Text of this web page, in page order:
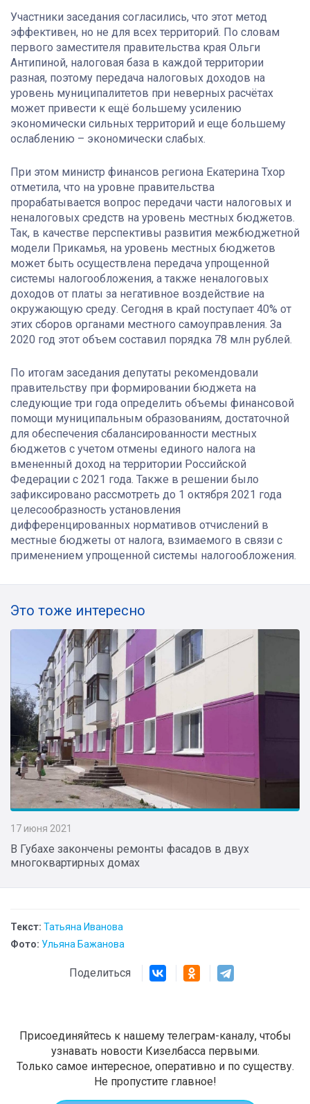
Участники заседания согласились, что этот метод
эффективен, но не для всех территорий. По словам
первого заместителя правительства края Ольги
Антипиной, налоговая база в каждой территории
разная, поэтому передача налоговых доходов на
уровень муниципалитетов при неверных расчётах
может привести к ещё большему усилению
экономически сильных территорий и еще большему
ослаблению – экономически слабых.
При этом министр финансов региона Екатерина Тхор
отметила, что на уровне правительства
прорабатывается вопрос передачи части налоговых и
неналоговых средств на уровень местных бюджетов.
Так, в качестве перспективы развития межбюджетной
модели Прикамья, на уровень местных бюджетов
может быть осуществлена передача упрощенной
системы налогообложения, а также неналоговых
доходов от платы за негативное воздействие на
окружающую среду. Сегодня в край поступает 40% от
этих сборов органами местного самоуправления. За
2020 год этот объем составил порядка 78 млн рублей.
По итогам заседания депутаты рекомендовали
правительству при формировании бюджета на
следующие три года определить объемы финансовой
помощи муниципальным образованиям, достаточной
для обеспечения сбалансированности местных
бюджетов с учетом отмены единого налога на
вмененный доход на территории Российской
Федерации с 2021 года. Также в решении было
зафиксировано рассмотреть до 1 октября 2021 года
целесообразность установления
дифференцированных нормативов отчислений в
местные бюджеты от налога, взимаемого в связи с
применением упрощенной системы налогообложения.
Это тоже интересно
17 июня 2021
В Губахе закончены ремонты фасадов в двух
многоквартирных домах
Текст: Татьяна Иванова
Фото: Ульяна Бажанова
Поделиться
Присоединяйтесь к нашему телеграм-каналу, чтобы
узнавать новости Кизелбасса первыми.
Только самое интересное, оперативно и по существу.
Не пропустите главное!